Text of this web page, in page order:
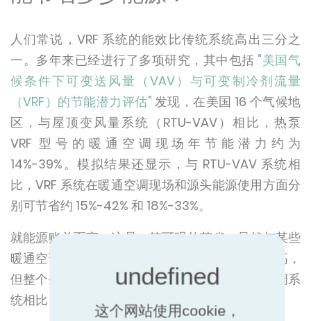
人们常说，VRF 系统的能效比传统系统高出三分之
一。多年来已经进行了多项研究，其中包括 "美国气
候条件下可变送风量（VAV）与可变制冷剂流量
（VRF）的节能潜力评估" 发现，在美国 16 个气候地
区，与屋顶变风量系统（RTU-VAV）相比，热泵
VRF 型号的暖通空调现场年节能潜力约为
14%-39%。模拟结果还显示，与 RTU-VAV 系统相
比，VRF 系统在暖通空调现场和源头能源使用方面分
别可节省约 15%-42% 和 18%-33%。
就能源账单而言，这是一笔可观的节省。虽然与某些
暖通空调系统相比，VRF 的前期安装成本可能更高，
但整个生命周期的成本要低得多。与其他暖通空调系
统相比，VRF 可以提供更快的投资回报。
这个网站使用cookie，